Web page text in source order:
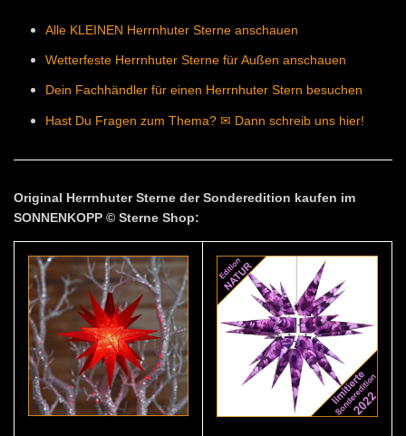
Alle KLEINEN Herrnhuter Sterne anschauen
Wetterfeste Herrnhuter Sterne für Außen anschauen
Dein Fachhändler für einen Herrnhuter Stern besuchen
Hast Du Fragen zum Thema? ✉ Dann schreib uns hier!
Original Herrnhuter Sterne der Sonderedition kaufen im
SONNENKOPP © Sterne Shop: